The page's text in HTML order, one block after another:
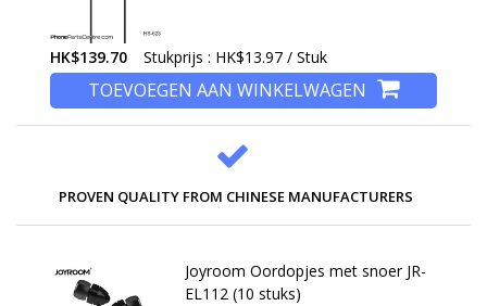
HK$139.70 Stukprijs : HK$13.97 / Stuk
TOEVOEGEN AAN WINKELWAGEN
PROVEN QUALITY FROM CHINESE MANUFACTURERS
Joyroom Oordopjes met snoer JR-
EL112 (10 stuks)